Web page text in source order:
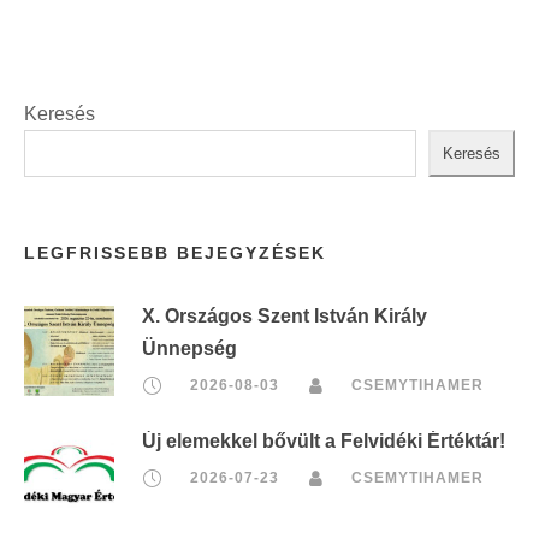
Keresés
Keresés
LEGFRISSEBB BEJEGYZÉSEK
X. Országos Szent István Király
Ünnepség
2026-08-03 CSEMYTIHAMER
Új elemekkel bővült a Felvidéki Értéktár!
2026-07-23 CSEMYTIHAMER